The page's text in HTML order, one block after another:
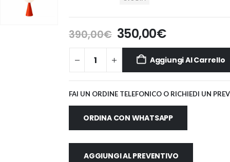
390,00€ Il
prezzo
originale
era:
390,00€.
350,00€Il
prezzo
attuale
è:
350,00€.
Aggiungi Al Carrello
FAI UN ORDINE TELEFONICO O RICHIEDI UN
ORDINA CON WHATSAPP
AGGIUNGI AL PREVENTIVO